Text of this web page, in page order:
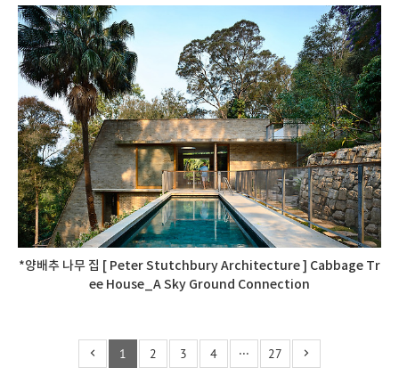
*양배추 나무 집 [ Peter Stutchbury Architecture ] Cabbage Tr
ee House_A Sky Ground Connection
1 2 3 4 ··· 27